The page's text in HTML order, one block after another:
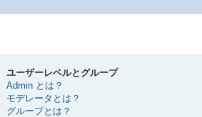
ユーザーレベルとグループ
Admin とは？
モデレータとは？
グループとは？